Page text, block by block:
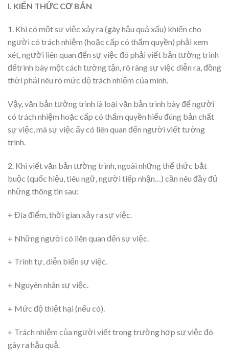
I. KIẾN THỨC CƠ BẢN
1. Khi có một sự việc xảy ra (gây hậu quả xấu) khiến cho
người có trách nhiệm (hoặc cấp có thẩm quyền) phải xem
xét, người liên quan đến sự việc đó phải viết bản tường trình
đểtrình bày một cách tường tận, rõ ràng sự việc diễn ra, đồng
thời phải nêu rõ mức độ trách nhiệm của mình.
Vậy, văn bản tường trình là loại văn bản trình bày để người
có trách nhiệm hoặc cấp có thẩm quyền hiểu đúng bản chất
sự việc, mà sự việc ấy có liên quan đến người viết tường
trình.
2. Khi viết văn bản tường trình, ngoài những thể thức bắt
buộc (quốc hiệu, tiêu ngữ, người tiếp nhận…) cần nêu đầy đủ
những thông tin sau:
+ Địa điểm, thời gian xảy ra sự việc.
+ Những người có liên quan đến sự việc.
+ Trình tự, diễn biến sự việc.
+ Nguyên nhân sự việc.
+ Mức độ thiệt hại (nếu có).
+ Trách nhiệm của người viết trong trường hợp sự việc đó
gây ra hậu quả.